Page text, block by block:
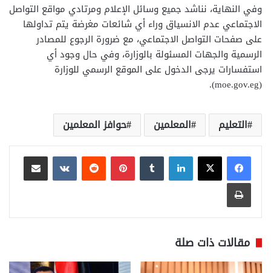
وفي النهاية، نناشد جميع وسائل الإعلام ومرتادي مواقع التواصل
الاجتماعي عدم الانسياق وراء أي شائعات مغرضة يتم تداولها
على صفحات التواصل الاجتماعي، مع ضرورة الرجوع للمصادر
الرسمية والجهات المسئولة بالوزارة، وفي حال وجود أي
استفسارات يرجى الدخول على الموقع الرسمي للوزارة
(moe.gov.eg).‏
التعليم المعلمين حوافز المعلمين
لينكدإن بينتيريست
مشاركة عبر البريد
طباعة
مقالات ذات صلة